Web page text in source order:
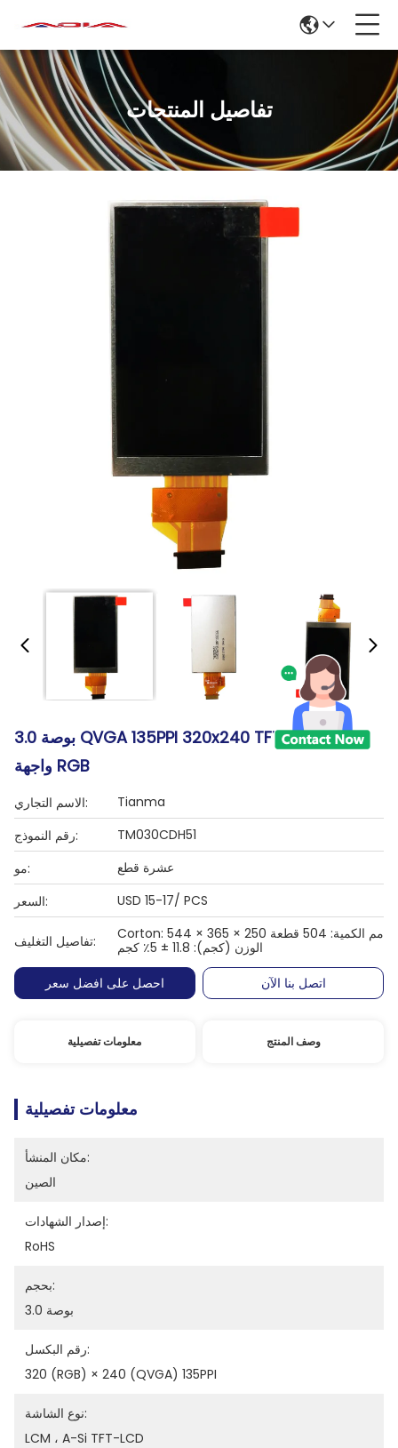
تفاصيل المنتجات
3.0 بوصة QVGA 135PPI 320x240 TFT وحدة العرض
واجهة RGB
الاسم التجاري:
Tianma
رقم النموذج:
TM030CDH51
مو:
عشرة قطع
السعر:
USD 15-17/ PCS
تفاصيل التغليف:
Corton: 544 × 365 × 250 مم الكمية: 504 قطعة
الوزن (كجم): 11.8 ± 5٪ كجم
احصل على افضل سعر
اتصل بنا الآن
معلومات تفصيلية وصف المنتج
معلومات تفصيلية
مكان المنشأ:
الصين
إصدار الشهادات:
RoHS
بحجم:
3.0 بوصة
رقم البكسل:
320 (RGB) × 240 (QVGA) 135PPI
نوع الشاشة:
LCM ، A-Si TFT-LCD